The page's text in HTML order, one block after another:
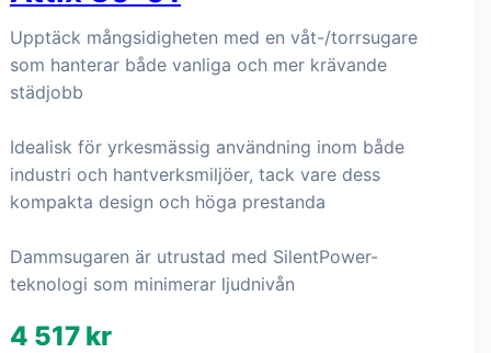
Upptäck mångsidigheten med en våt-/torrsugare
som hanterar både vanliga och mer krävande
städjobb
Idealisk för yrkesmässig användning inom både
industri och hantverksmiljöer, tack vare dess
kompakta design och höga prestanda
Dammsugaren är utrustad med SilentPower-
teknologi som minimerar ljudnivån
4 517 kr